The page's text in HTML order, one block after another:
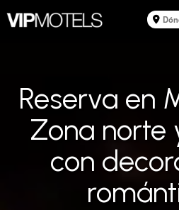
Reserva en
Zona norte
con